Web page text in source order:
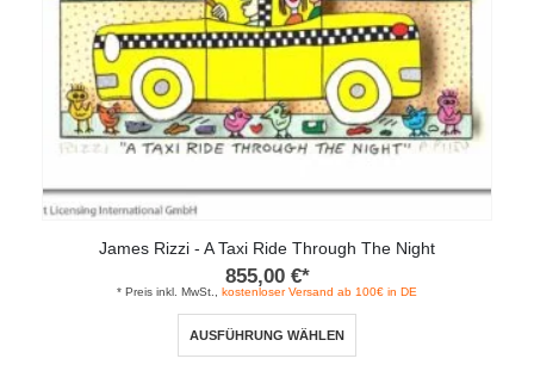
James Rizzi - A Taxi Ride Through The Night
855,00 €*
* Preis inkl. MwSt., kostenloser Versand ab 100€ in DE
AUSFÜHRUNG WÄHLEN